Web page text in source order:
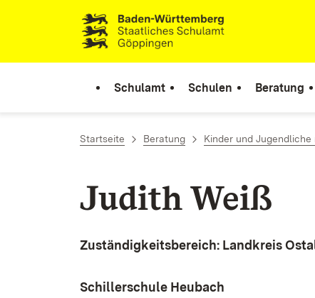
Zum Inhalt springen
Link zur Startseite
Schulamt Schulen Beratung
Startseite Beratung Kinder und
Judith Weiß
Zuständigkeitsbereich: Landkreis
Schillerschule Heubach